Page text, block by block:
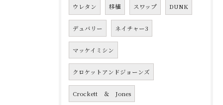
ウレタン 移植 スワップ DUNK
デュバリー ネイチャー3
マッケイミシン
クロケットアンドジョーンズ
Crockett ＆ Jones